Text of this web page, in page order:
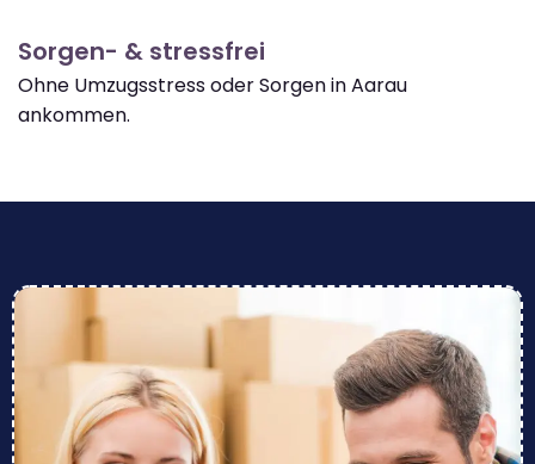
Sorgen- & stressfrei
Ohne Umzugsstress oder Sorgen in Aarau
ankommen.